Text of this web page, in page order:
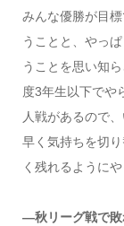
みんな優勝が目
うことと、やっ
うことを思い知
度3年生以下でや
人戦があるので
早く気持ちを切
く残れるように
―秋リーグ戦で敗